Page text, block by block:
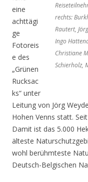
rechts:
Rautert,
Ingo
Christiane
Schierholz,
eine
achttägi
ge
Fotoreis
e des
„Grünen
Rucksac
ks“ unter
Leitung von Jörg
Hohen Venns statt.
Damit ist das 5.000
älteste
wohl berühmteste
Deutsch-Belgischen